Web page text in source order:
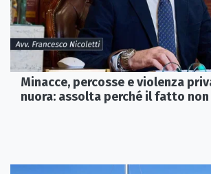
Minacce, percosse e violenza
nuora: assolta perché il fatto